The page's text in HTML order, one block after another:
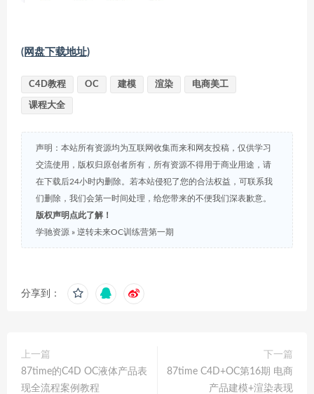
(网盘下载地址)
C4D教程 OC 建模 渲染 电商美工
课程大全
声明：本站所有资源均为互联网收集而来和网友投稿，仅供学习
交流使用，版权归原创者所有，所有资源不得用于商业用途，请
在下载后24小时内删除。若本站侵犯了您的合法权益，可联系我
们删除，我们会第一时间处理，给您带来的不便我们深表歉意。
版权声明点此了解！
学驰资源 » 逆转未来OC训练营第一期
分享到：
上一篇
87time的C4D OC液体产品表
现全流程案例教程
下一篇
87time C4D+OC第16期 电商
产品建模+渲染表现